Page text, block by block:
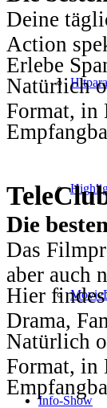
Info-Show
Deine
Action
Erlebe
Natürlich
Format, in
Die
Das
aber auch
Hier
Drama,
Natürlich
Format, in